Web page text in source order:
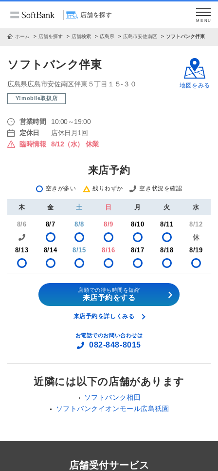
店舗を探す
MENU
ホーム 店舗を探す 店舗検索 広島県 広島市安佐南区 ソフトバンク伴東
ソフトバンク伴東
広島県広島市安佐南区伴東５丁目１５‐３０
Y!mobile取扱店
営業時間
10:00～19:00
定休日
店休日月1回
臨時情報
8/12（水） 休業
地図をみる
来店予約
空きが多い 残りわずか 空き状況を確認
木 金 土 日 月 火 水
8/6 8/7 8/8 8/9 8/10 8/11 8/12
8/13 8/14 8/15 8/16 8/17 8/18 8/19
店頭での待ち時間を短縮
来店予約をする
来店予約を詳しくみる
お電話でのお問い合わせは
082-848-8015
近隣には以下の店舗があります
ソフトバンク相田
ソフトバンクイオンモール広島祇園
店舗受付サービス